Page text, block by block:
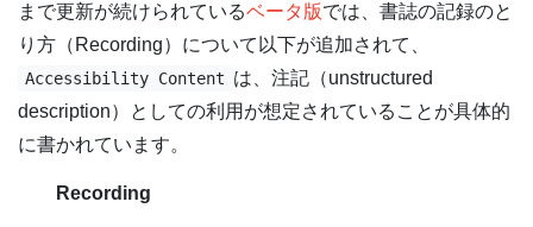
まで更新が続けられているベータ版では、書誌の記録のと
り方（Recording）について以下が追加されて、
Accessibility Content は、注記（unstructured
description）としての利用が想定されていることが具体的
に書かれています。
Recording